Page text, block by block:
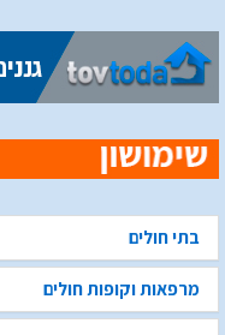
בתי חולים
מרפאות וקופות חולים